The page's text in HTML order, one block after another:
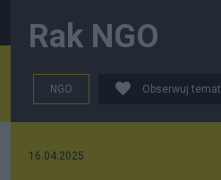
Rak NGO
NGO Obserwuj temat
16.04.2025